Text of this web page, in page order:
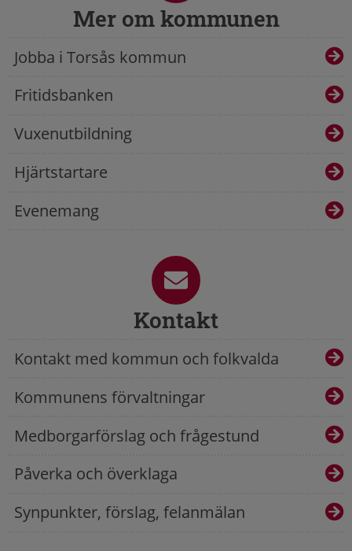
Mer om kommunen
Jobba i Torsås kommun
Fritidsbanken
Vuxenutbildning
Hjärtstartare
Evenemang
Kontakt
Kontakt med kommun och folkvalda
Kommunens förvaltningar
Medborgarförslag och frågestund
Påverka och överklaga
Synpunkter, förslag, felanmälan